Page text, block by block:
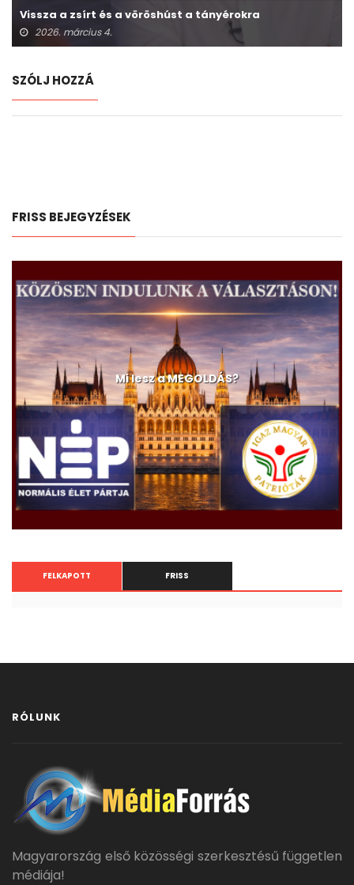
Vissza a zsírt és a vöröshúst a tányérokra
2026. március 4.
SZÓLJ HOZZÁ
FRISS BEJEGYZÉSEK
Mi lesz a MEGOLDÁS?
FELKAPOTT FRISS
RÓLUNK
Magyarország első közösségi szerkesztésű független
médiája!